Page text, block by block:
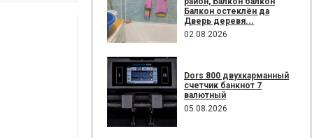
Балкон остеклён да
Дверь деревя...
02.08.2026
Dors 800 двухкарманный
счетчик банкнот 7
валютный
05.08.2026